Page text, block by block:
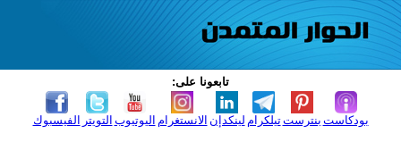
تابعونا على:
الفيسبوك التويتر اليوتيوب الانستغرام لينكدإن تيلكرامبنترست بودكاست